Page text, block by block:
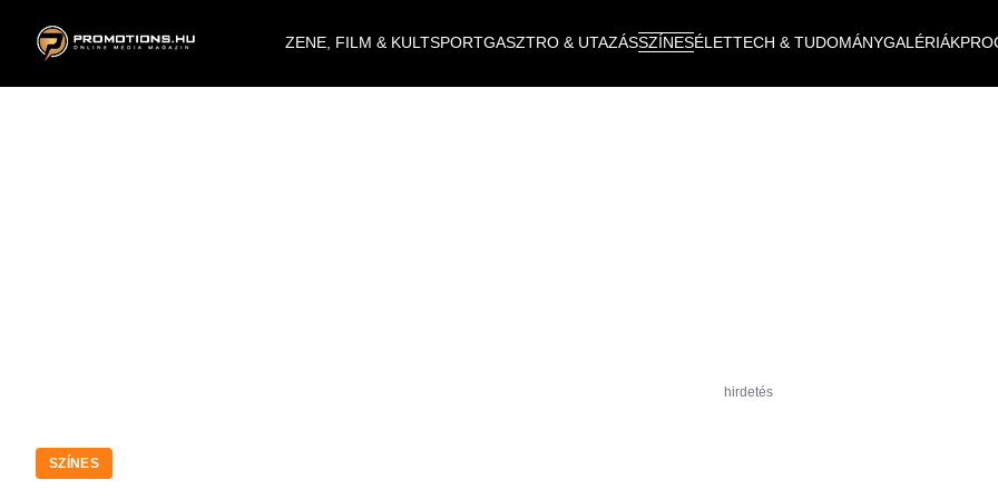
ZENE, FILM & KULTSPORTGASZTRO & UTAZÁSSZÍNESÉLETTECH & TUDOMÁNYGALÉRIÁK
hirdetés
SZÍNES